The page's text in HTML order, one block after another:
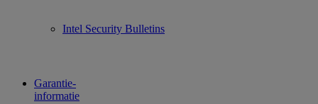
Intel Security Bulletins
Garantie-
informatie